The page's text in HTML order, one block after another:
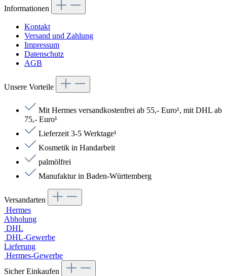
Informationen
Kontakt
Versand und Zahlung
Impressum
Datenschutz
AGB
Unsere Vorteile
Mit Hermes versandkostenfrei ab 55,- Euro¹, mit DHL ab
75,- Euro¹
Lieferzeit 3-5 Werktage¹
Kosmetik in Handarbeit
palmölfrei
Manufaktur in Baden-Württemberg
Versandarten
Hermes
Abholung
DHL
DHL-Gewerbe
Lieferung
Hermes-Gewerbe
Sicher Einkaufen